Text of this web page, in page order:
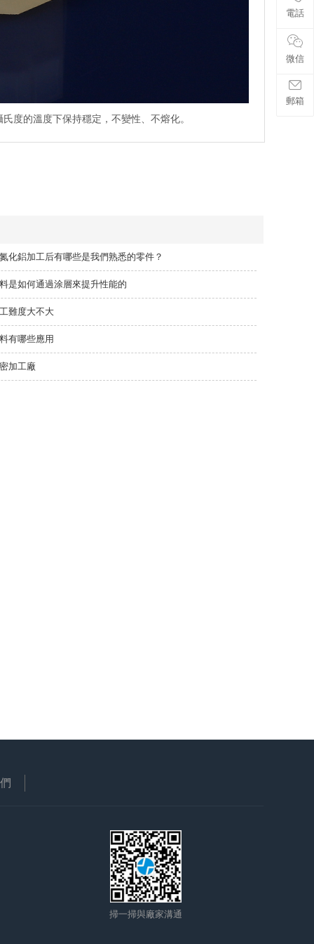
度的溫度下保持穩定，不變性、不熔化。
化鋁加工后有哪些是我們熟悉的零件？
是如何通過涂層來提升性能的
難度大不大
有哪些應用
加工廠
掃一掃與廠家溝通
電話
微信
郵箱